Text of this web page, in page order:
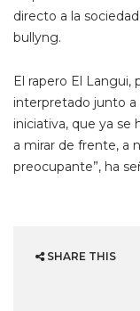
directo a la
bullyng.
El rapero El Langui,
interpretado junto
iniciativa, que ya se
a mirar de frente, a
preocupante”, ha
SHARE THIS